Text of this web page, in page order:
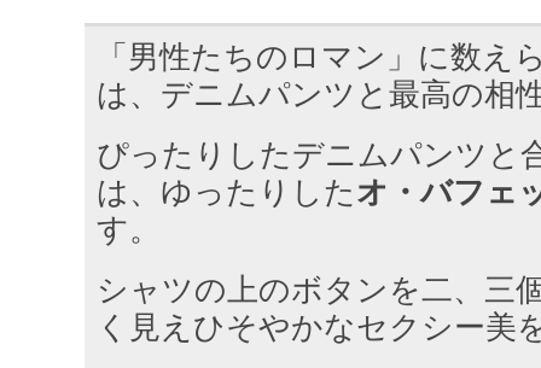
「男性たちのロマン」に数え
は、デニムパンツと最高の相
ぴったりしたデニムパンツと
は、ゆったりしたオ・バフェ
す。
シャツの上のボタンを二、三
く見えひそやかなセクシー美